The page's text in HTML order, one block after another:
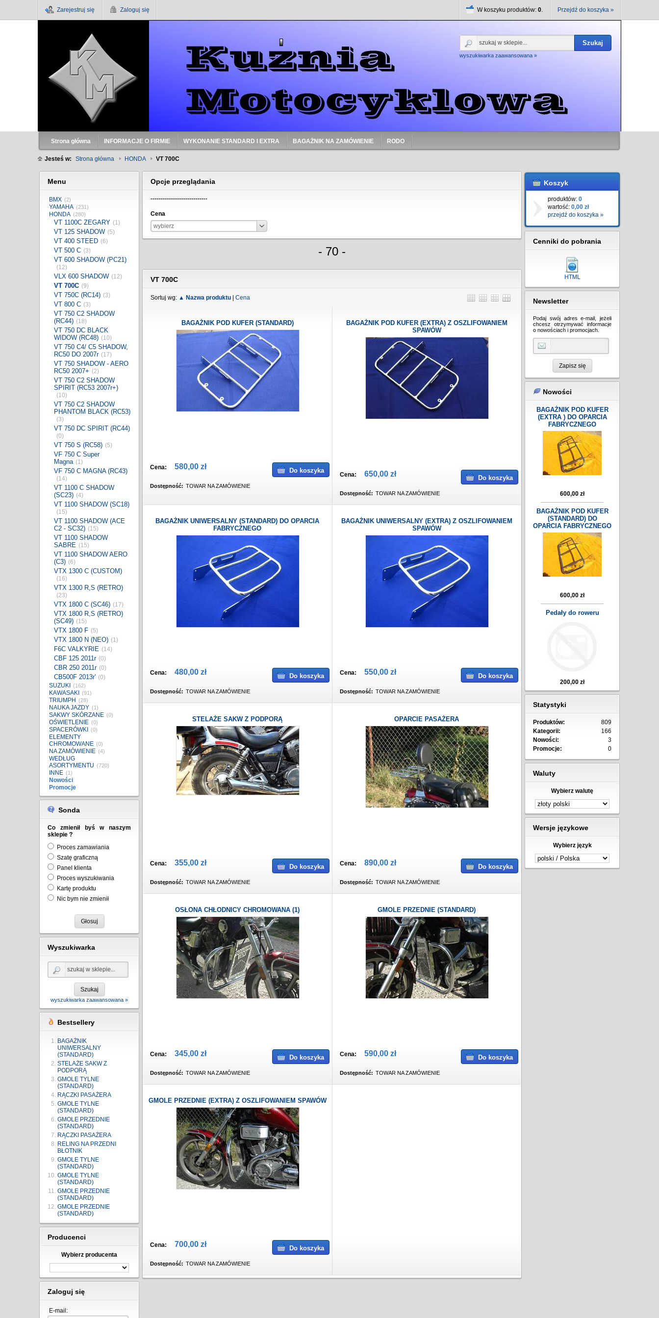
Zarejestruj się Zaloguj się W koszyku produktów: 0. Przejdź do koszyka »
Szukaj
wyszukiwarka zaawansowana »
Strona główna INFORMACJE O FIRMIE WYKONANIE STANDARD I EXTRA BAGAŻNIK NA ZAMÓWIENIE RODO
Jesteś w: Strona główna HONDA VT 700C
Menu
BMX (2)
YAMAHA (231)
HONDA (280)
VT 1100C ZEGARY (1)
VT 125 SHADOW (5)
VT 400 STEED (6)
VT 500 C (3)
VT 600 SHADOW (PC21)
(12)
VLX 600 SHADOW (12)
VT 700C (9)
VT 750C (RC14) (3)
VT 800 C (3)
VT 750 C2 SHADOW
(RC44) (18)
VT 750 DC BLACK
WIDOW (RC48) (10)
VT 750 C4/ C5 SHADOW,
RC50 DO 2007r (17)
VT 750 SHADOW - AERO
RC50 2007+ (2)
VT 750 C2 SHADOW
SPIRIT (RC53 2007r+)
(10)
VT 750 C2 SHADOW
PHANTOM BLACK (RC53)
(3)
VT 750 DC SPIRIT (RC44)
(0)
VT 750 S (RC58) (5)
VF 750 C Super
Magna (1)
VF 750 C MAGNA (RC43)
(14)
VT 1100 C SHADOW
(SC23) (4)
VT 1100 SHADOW (SC18)
(15)
VT 1100 SHADOW (ACE
C2 - SC32) (15)
VT 1100 SHADOW
SABRE (15)
VT 1100 SHADOW AERO
(C3) (6)
VTX 1300 C (CUSTOM)
(16)
VTX 1300 R,S (RETRO)
(23)
VTX 1800 C (SC46) (17)
VTX 1800 R,S (RETRO)
(SC49) (15)
VTX 1800 F (5)
VTX 1800 N (NEO) (1)
F6C VALKYRIE (14)
CBF 125 2011r (0)
CBR 250 2011r (0)
CB500F 2013r' (0)
SUZUKI (162)
KAWASAKI (91)
TRIUMPH (28)
NAUKA JAZDY (1)
SAKWY SKÓRZANE (0)
OŚWIETLENIE (0)
SPACERÓWKI (0)
ELEMENTY
CHROMOWANE (0)
NA ZAMÓWIENIE (4)
WEDŁUG
ASORTYMENTU (720)
INNE (1)
Nowości
Promocje
Sonda
Co zmienił byś w naszym
sklepie ?
Proces zamawiania
Szatę graficzną
Panel klienta
Proces wyszukiwania
Kartę produktu
Nic bym nie zmienił
Głosuj
Wyszukiwarka
Szukaj
wyszukiwarka zaawansowana »
Bestsellery
BAGAŻNIK
UNIWERSALNY
(STANDARD)
STELAŻE SAKW Z
PODPORĄ
GMOLE TYLNE
(STANDARD)
RĄCZKI PASAŻERA
GMOLE TYLNE
(STANDARD)
GMOLE PRZEDNIE
(STANDARD)
RĄCZKI PASAŻERA
RELING NA PRZEDNI
BŁOTNIK
GMOLE TYLNE
(STANDARD)
GMOLE TYLNE
(STANDARD)
GMOLE PRZEDNIE
(STANDARD)
GMOLE PRZEDNIE
(STANDARD)
Producenci
Wybierz producenta
Zaloguj się
E-mail:
Opcje przeglądania
-----------------------------
Cena
wybierz
- 70 -
VT 700C
Sortuj wg: ▲ Nazwa produktu Cena
BAGAŻNIK POD KUFER (STANDARD)
Cena: 580,00 zł Do koszyka
Dostępność: TOWAR NA ZAMÓWIENIE
BAGAŻNIK POD KUFER (EXTRA) Z OSZLIFOWANIEM
SPAWÓW
Cena: 650,00 zł Do koszyka
Dostępność: TOWAR NA ZAMÓWIENIE
BAGAŻNIK UNIWERSALNY (STANDARD) DO OPARCIA
FABRYCZNEGO
Cena: 480,00 zł Do koszyka
Dostępność: TOWAR NA ZAMÓWIENIE
BAGAŻNIK UNIWERSALNY (EXTRA) Z OSZLIFOWANIEM
SPAWÓW
Cena: 550,00 zł Do koszyka
Dostępność: TOWAR NA ZAMÓWIENIE
STELAŻE SAKW Z PODPORĄ
Cena: 355,00 zł Do koszyka
Dostępność: TOWAR NA ZAMÓWIENIE
OPARCIE PASAŻERA
Cena: 890,00 zł Do koszyka
Dostępność: TOWAR NA ZAMÓWIENIE
OSŁONA CHŁODNICY CHROMOWANA (1)
Cena: 345,00 zł Do koszyka
Dostępność: TOWAR NA ZAMÓWIENIE
GMOLE PRZEDNIE (STANDARD)
Cena: 590,00 zł Do koszyka
Dostępność: TOWAR NA ZAMÓWIENIE
GMOLE PRZEDNIE (EXTRA) Z OSZLIFOWANIEM SPAWÓW
Cena: 700,00 zł Do koszyka
Dostępność: TOWAR NA ZAMÓWIENIE
Koszyk
produktów: 0
wartość: 0,00 zł
przejdź do koszyka »
Cenniki do pobrania
HTML
Newsletter
Podaj swój adres e-mail, jeżeli
chcesz otrzymywać informacje
o nowościach i promocjach.
Zapisz się
Nowości
BAGAŻNIK POD KUFER
(EXTRA ) DO OPARCIA
FABRYCZNEGO
600,00 zł
BAGAŻNIK POD KUFER
(STANDARD) DO
OPARCIA FABRYCZNEGO
600,00 zł
Pedały do roweru
200,00 zł
Statystyki
Produktów:
809
Kategorii:
166
Nowości:
3
Promocje:
0
Waluty
Wybierz walutę
Wersje językowe
Wybierz język